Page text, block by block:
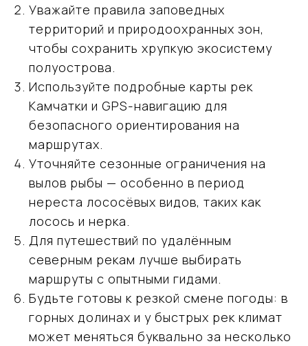
Уважайте правила заповедных
территорий и природоохранных зон,
чтобы сохранить хрупкую экосистему
полуострова.
Используйте подробные карты рек
Камчатки и GPS-навигацию для
безопасного ориентирования на
маршрутах.
Уточняйте сезонные ограничения на
вылов рыбы — особенно в период
нереста лососёвых видов, таких как
лосось и нерка.
Для путешествий по удалённым
северным рекам лучше выбирать
маршруты с опытными гидами.
Будьте готовы к резкой смене погоды: в
горных долинах и у быстрых рек климат
может меняться буквально за несколько
+7 (915) 317-91-32
vmtravel77@mail.ru
Ваш надёжный партнёр
в мире открытий
и приключений
Навигация
Направления
Подбор туров на Камчатку
О компании
Отзывы
Блог
Контакты